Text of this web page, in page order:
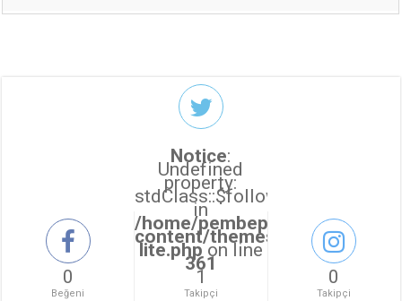
0
Beğeni
Notice:
Undefined
property:
stdClass::$followers_count
in
/home/pembepanter/
content/themes/sahifa/
lite.phpon line
361
1
Takipçi
0
Takipçi